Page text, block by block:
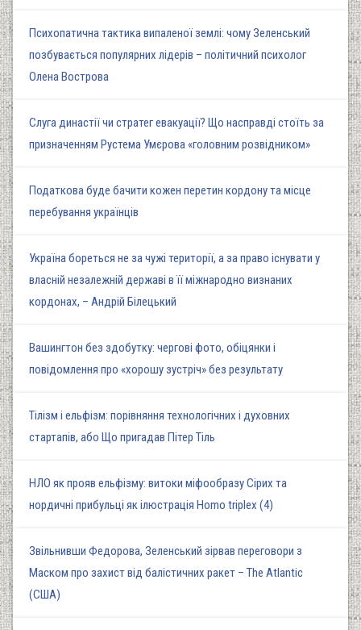
Психопатична тактика випаленої землі: чому Зеленський
позбувається популярних лідерів – політичний психолог
Олена Вострова
Слуга династії чи стратег евакуації? Що насправді стоїть за
призначенням Рустема Умєрова «головним розвідником»
Податкова буде бачити кожен перетин кордону та місце
перебування українців
Україна бореться не за чужі території, а за право існувати у
власній незалежній державі в її міжнародно визнаних
кордонах, – Андрій Білецький
Вашингтон без здобутку: чергові фото, обіцянки і
повідомлення про «хорошу зустріч» без результату
Тілізм і ельфізм: порівняння технологічних і духовних
стартапів, або Що пригадав Пітер Тіль
НЛО як прояв ельфізму: витоки міфообразу Сірих та
нордичні прибульці як ілюстрація Homo triplex (4)
Звільнивши Федорова, Зеленський зірвав переговори з
Маском про захист від балістичних ракет – The Atlantic
(США)